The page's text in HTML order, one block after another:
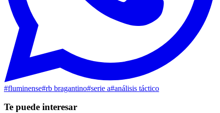
#fluminense#rb bragantino#serie a#análisis táctico
Te puede interesar